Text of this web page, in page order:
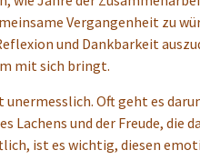
Vergangenheit zu
und Dankbarkeit
mit sich bringt.
Oft geht es
und der Freude, die
ist es wichtig, diesen